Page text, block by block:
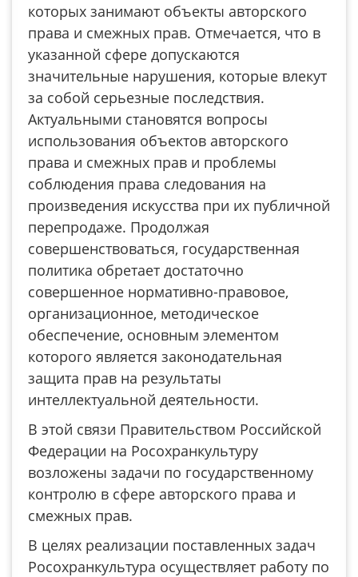
которых занимают объекты авторского
права и смежных прав. Отмечается, что в
указанной сфере допускаются
значительные нарушения, которые влекут
за собой серьезные последствия.
Актуальными становятся вопросы
использования объектов авторского
права и смежных прав и проблемы
соблюдения права следования на
произведения искусства при их публичной
перепродаже. Продолжая
совершенствоваться, государственная
политика обретает достаточно
совершенное нормативно-правовое,
организационное, методическое
обеспечение, основным элементом
которого является законодательная
защита прав на результаты
интеллектуальной деятельности.
В этой связи Правительством Российской
Федерации на Росохранкультуру
возложены задачи по государственному
контролю в сфере авторского права и
смежных прав.
В целях реализации поставленных задач
Росохранкультура осуществляет работу по